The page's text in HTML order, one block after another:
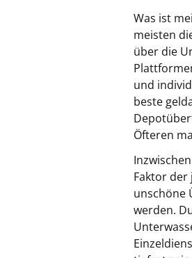
Was ist
meisten
über die
und
beste
Öfteren
Faktor der
unschöne
werden.